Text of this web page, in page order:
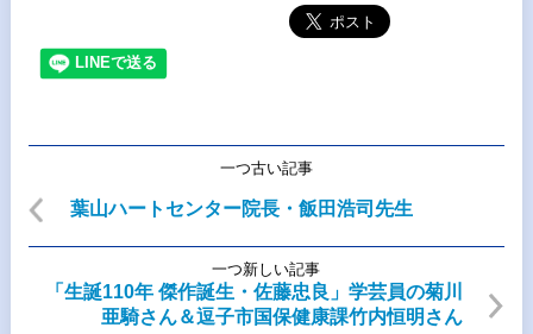
一つ古い記事
葉山ハートセンター院長・飯田浩司先生
一つ新しい記事
「生誕110年 傑作誕生・佐藤忠良」学芸員の菊川
亜騎さん＆逗子市国保健康課竹内恒明さん